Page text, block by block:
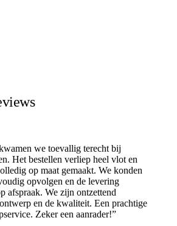
we toevallig terecht bij
Het bestellen verliep heel vlot en
op maat gemaakt. We konden
opvolgen en de levering
afspraak. We zijn ontzettend
en de kwaliteit. Een prachtige
Zeker een aanrader!”